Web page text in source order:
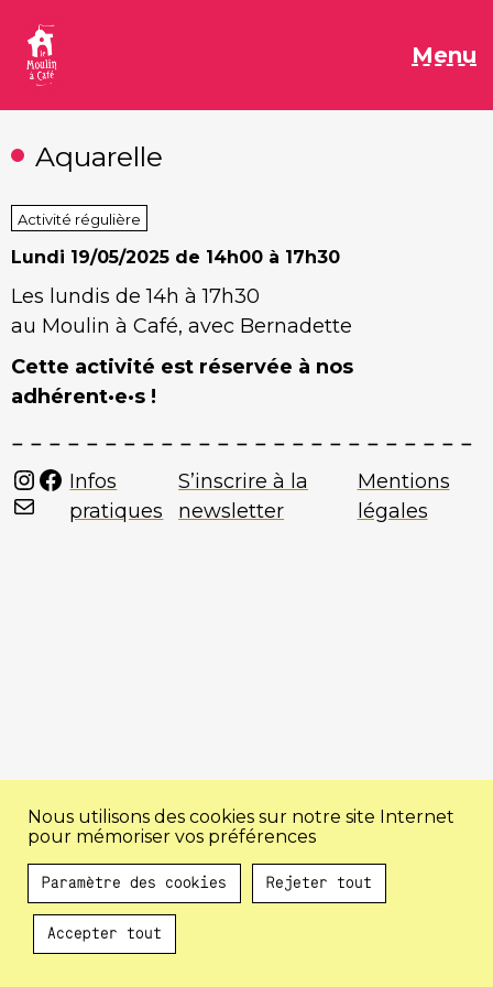
contenu
Menu
Aquarelle
Activité régulière
Lundi 19/05/2025 de 14h00 à 17h30
Les lundis de 14h à 17h30
au Moulin à Café, avec Bernadette
Cette activité est réservée à nos
adhérent·e·s !
Instagram
Facebook
Mail
Infos
pratiques
S’inscrire à la
newsletter
Mentions
légales
Au programme !
Nous utilisons des cookies sur notre site Internet
pour mémoriser vos préférences
Paramètre des cookies Rejeter tout
Accepter tout